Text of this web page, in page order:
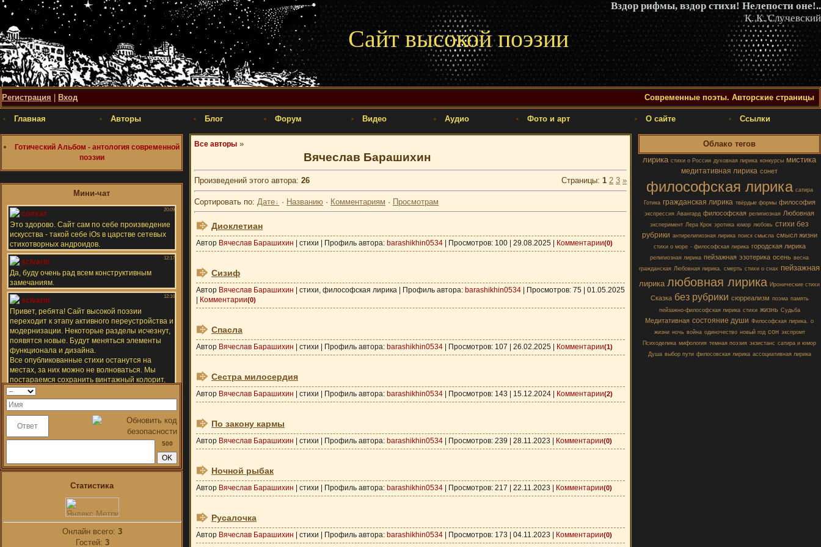
Вздор рифмы, вздор стихи! Нелепости оне!..
К. К. Случевский
Сайт высокой поэзии
Регистрация Вход Современные поэты. Авторские страницы
Главная Авторы Блог Форум Видео Аудио Фото и арт О сайте Ссылки
Готический Альбом - антология современной
поэзии
Мини-чат
500
Статистика
Онлайн всего: 3
Гостей: 3
Все авторы »
Вячеслав Барашихин
Произведений этого автора: 26 Страницы: 1 2 3 »
Сортировать по: Дате · Названию · Комментариям · Просмотрам
Диоклетиан
Автор Вячеслав Барашихин | стихи | Профиль автора: barashikhin0534 | Просмотров: 100 | 29.08.2025 Комментарии(0)
Сизиф
Автор Вячеслав Барашихин | стихи, философская лирика | Профиль автора: barashikhin0534 | Просмотров: 75 | 01.05.2025
Комментарии(0)
Спасла
Автор Вячеслав Барашихин | стихи | Профиль автора: barashikhin0534 | Просмотров: 107 | 26.02.2025 Комментарии(1)
Сестра милосердия
Автор Вячеслав Барашихин | стихи | Профиль автора: barashikhin0534 | Просмотров: 143 | 15.12.2024 Комментарии(2)
По закону кармы
Автор Вячеслав Барашихин | стихи | Профиль автора: barashikhin0534 | Просмотров: 239 | 28.11.2023 Комментарии(0)
Ночной рыбак
Автор Вячеслав Барашихин | стихи | Профиль автора: barashikhin0534 | Просмотров: 217 | 22.11.2023 Комментарии(0)
Русалочка
Автор Вячеслав Барашихин | стихи | Профиль автора: barashikhin0534 | Просмотров: 173 | 04.11.2023 Комментарии(0)
Облако тегов
лирика стихи о России духовная лирика конкурсы мистика
медитативная лирика сонет
философская лирика сатира
Готика гражданская лирика твёрдые формы философия
экспрессия Авангард философская религиозная Любовная
эксперимент Лера Крок эротика юмор любовь стихи без
рубрики антирелигиозная лирика поиск смысла смысл жизни
стихи о море - философская лирика городская лирика
религиозная лирика пейзажная эзотерика осень весна
гражданская Любовная лирика. смерть стихи о снах пейзажная
лирика любовная лирика Иронические стихи
Сказка без рубрики сюрреализм поэма память
пейзажно-философская лирика стихи жизнь Судьба
Медитативная состояние души Философская лирика. о
жизни ночь война одиночество новый год сон экспромт
Психоделика мифология темная поэзия экзистанс сатира и юмор
Душа выбор пути филосовская лирика ассоциативная лирика